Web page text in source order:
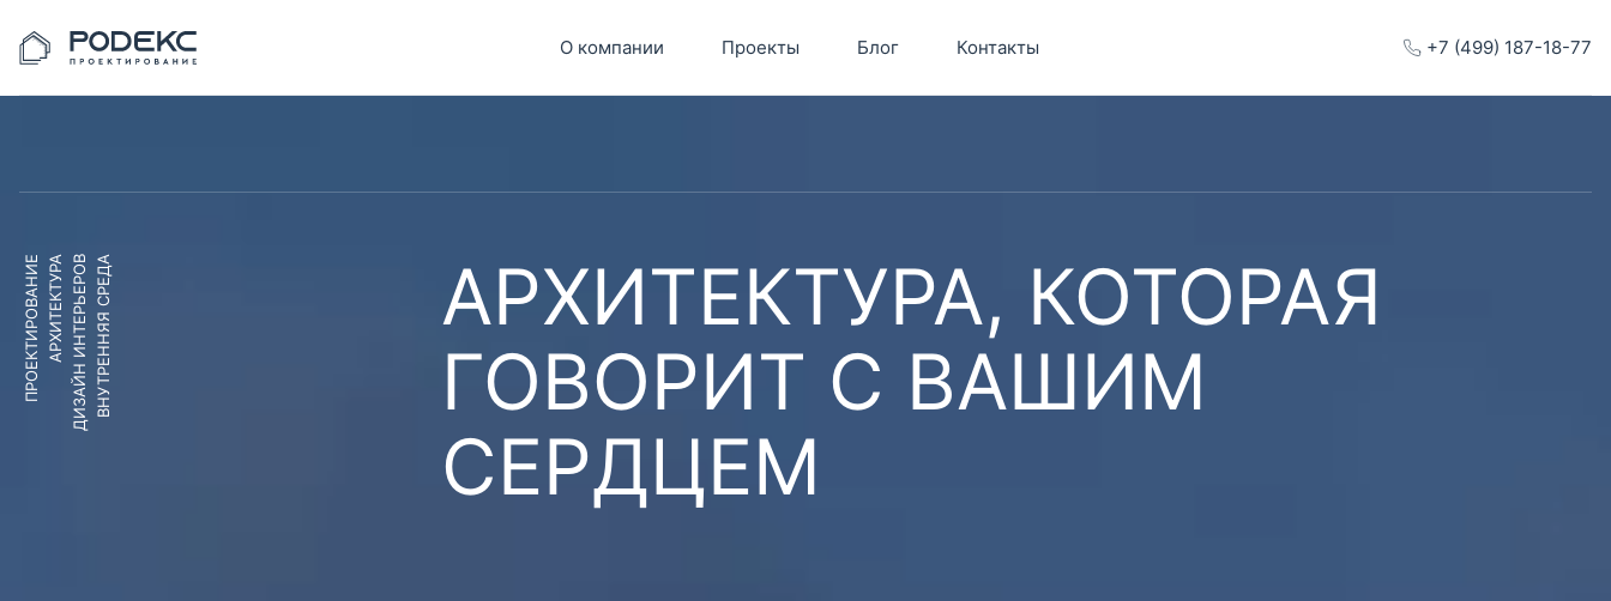
О компании Проекты Блог Контакты +7 (499) 187-18-77
ПРОЕКТИРОВАНИЕАРХИТЕКТУРАДИЗАЙН ИНТЕРЬЕРОВВНУТРЕННЯЯ СРЕДА
АРХИТЕКТУРА, КОТОРАЯ
ГОВОРИТ С ВАШИМ
СЕРДЦЕМ